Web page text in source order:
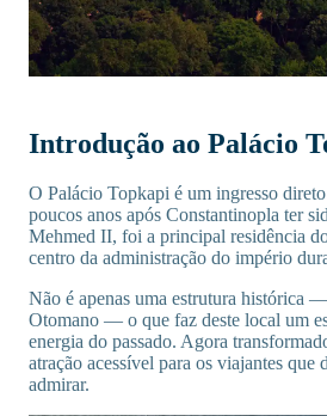
Introdução ao Palácio
O Palácio Topkapi é um ingresso
poucos anos após Constantinopla ter
Mehmed II, foi a principal residência
centro da administração do império
Não é apenas uma estrutura histórica
Otomano — o que faz deste local um
energia do passado. Agora
atração acessível para os viajantes que
admirar.